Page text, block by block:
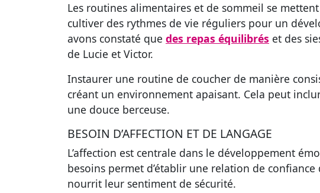
Les routines alimentaires et de sommeil se
cultiver des rythmes de vie réguliers pour un
avons constaté que des repas équilibrés et des
de Lucie et Victor.
Instaurer une routine de coucher de manière
créant un environnement apaisant. Cela peut
une douce berceuse.
BESOIN D’AFFECTION ET DE LANGAGE
L’affection est centrale dans le développement
besoins permet d’établir une relation de
nourrit leur sentiment de sécurité.